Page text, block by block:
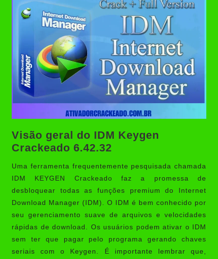
Visão geral do IDM Keygen
Crackeado 6.42.32
Uma ferramenta frequentemente pesquisada chamada
IDM KEYGEN Crackeado faz a promessa de
desbloquear todas as funções premium do Internet
Download Manager (IDM). O IDM é bem conhecido por
seu gerenciamento suave de arquivos e velocidades
rápidas de download. Os usuários podem ativar o IDM
sem ter que pagar pelo programa gerando chaves
seriais com o Keygen. É importante lembrar que,